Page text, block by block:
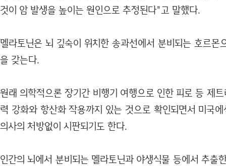
것이 암 발생을 높이는 원인으로 추정된다"고 말했다.
멜라토닌은 뇌 깊숙이 위치한 송과선에서 분비되는 호르몬
을 갖는다.
원래 의학적으론 장기간 비행기 여행으로 인한 피로 등 제
력 강화와 항산화 작용까지 있는 것으로 확인되면서 미국
의사의 처방없이 시판되기도 한다.
인간의 뇌에서 분비되는 멜라토닌과 야생식물 등에서 추출